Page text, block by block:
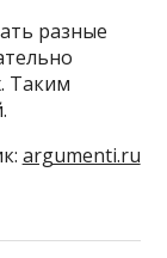
разные
Таким
argumenti.ru